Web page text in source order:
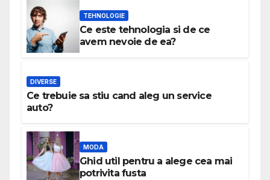
TEHNOLOGIE
Ce este tehnologia si de ce
avem nevoie de ea?
DIVERSE
Ce trebuie sa stiu cand aleg un service
auto?
MODA
Ghid util pentru a alege cea mai
potrivita fusta